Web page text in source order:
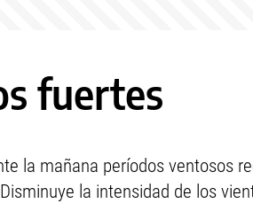
fuertes
la mañana períodos ventosos
la intensidad de los